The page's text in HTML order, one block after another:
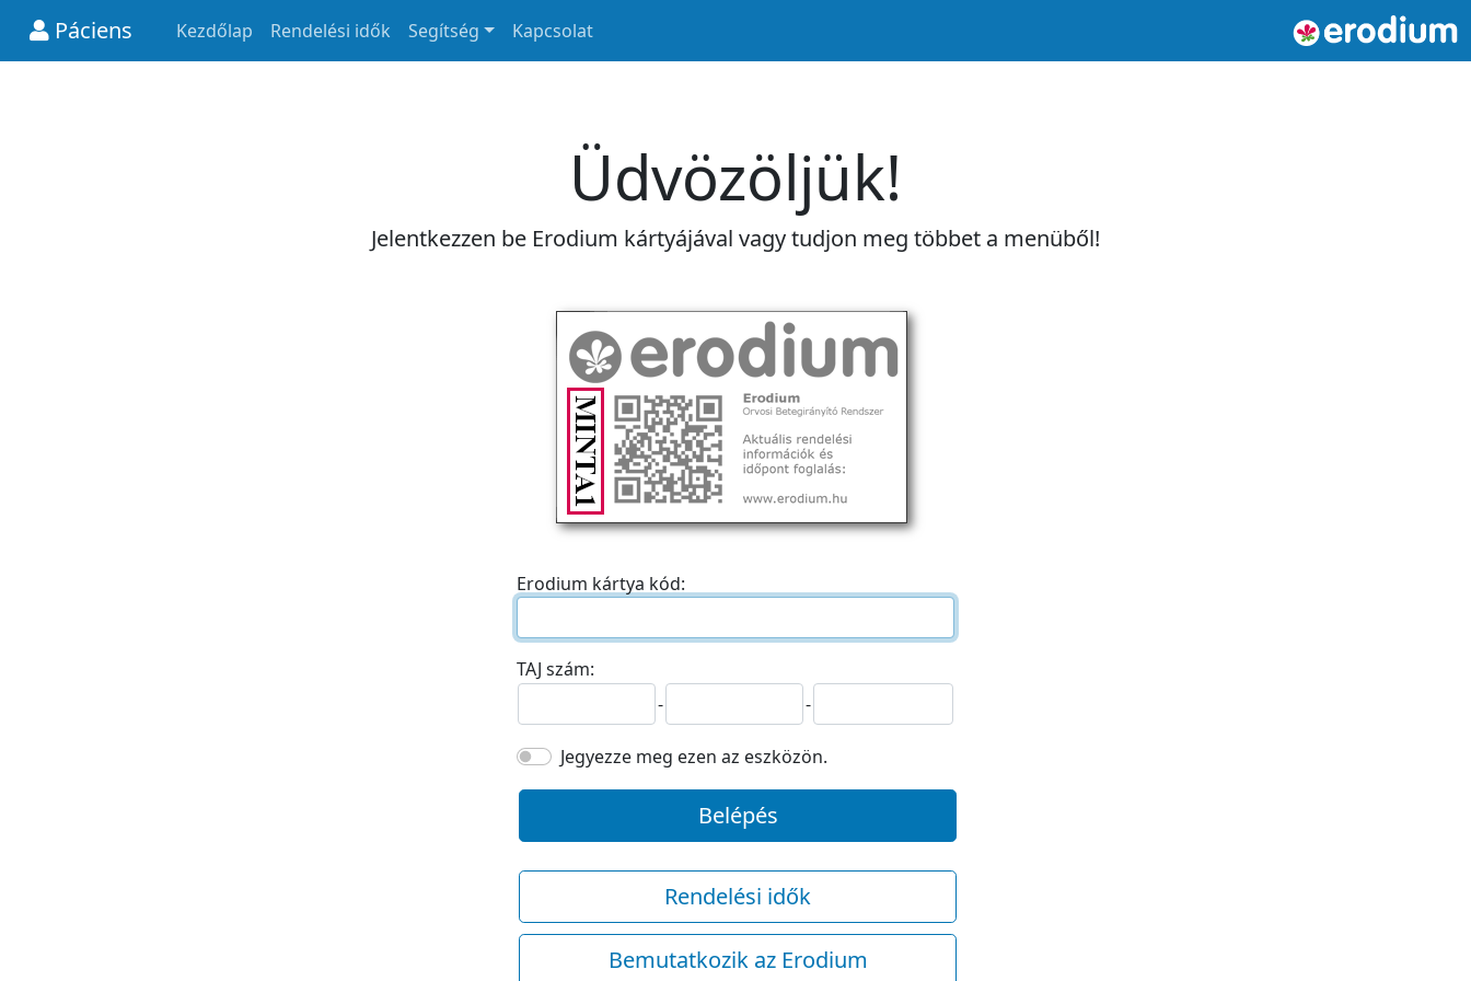
Páciens Kezdőlap Rendelési idők Segítség Kapcsolat
Üdvözöljük!
Jelentkezzen be Erodium kártyájával vagy tudjon meg többet a menüből!
Erodium kártya kód:
TAJ szám:
-
-
Jegyezze meg ezen az eszközön.
Belépés
Rendelési idők
Bemutatkozik az Erodium